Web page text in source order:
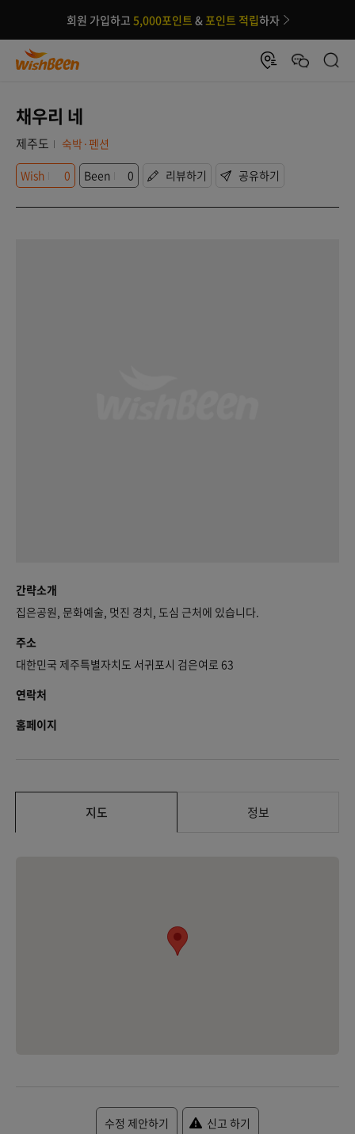
회원 가입하고 5,000포인트 &포인트 적립하자
채우리 네
제주도
숙박·펜션
Wish
0 Been 0 리뷰하기 공유하기
간략소개
집은공원, 문화예술, 멋진 경치, 도심 근처에 있습니다.
주소
대한민국 제주특별자치도 서귀포시 검은여로 63
연락처
홈페이지
지도 정보
수정 제안하기 신고 하기